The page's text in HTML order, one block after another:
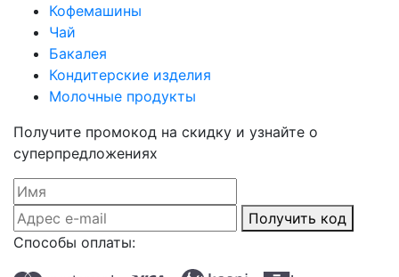
Кофемашины
Чай
Бакалея
Кондитерские изделия
Молочные продукты
Получите промокод на скидку и узнайте о
суперпредложениях
Получить код
Способы оплаты: